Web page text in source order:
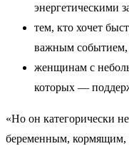
энергетическими
тем, кто хочет
важным событием,
женщинам с
которых —
«Но он категорически
беременным,